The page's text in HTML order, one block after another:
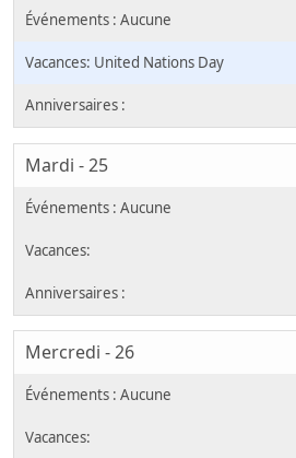
United Nations Day
Mardi - 25
Mercredi - 26